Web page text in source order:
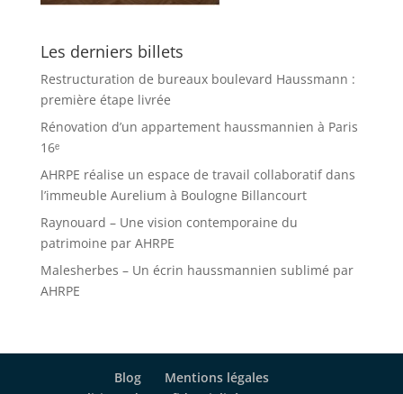
Les derniers billets
Restructuration de bureaux boulevard Haussmann :
première étape livrée
Rénovation d’un appartement haussmannien à Paris
16ᵉ
AHRPE réalise un espace de travail collaboratif dans
l’immeuble Aurelium à Boulogne Billancourt
Raynouard – Une vision contemporaine du
patrimoine par AHRPE
Malesherbes – Un écrin haussmannien sublimé par
AHRPE
Blog
Mentions légales